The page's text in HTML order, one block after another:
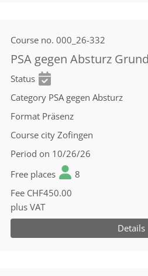
Course no. 000_26-332
PSA gegen Absturz
Status
Category PSA gegen Absturz
Format Präsenz
Course city Zofingen
Period on 10/26/26
Free places
8
Fee CHF450.00
plus VAT
Details